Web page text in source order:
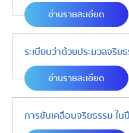
อ่านรายละเอียด
ระเบียบว่าด้วยประมวลจริย
อ่านรายละเอียด
การขับเคลื่อนจริยธรรม ใน